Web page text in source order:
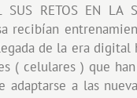
SUS RETOS EN
recibían
de la era
( celulares ) que
adaptarse a las